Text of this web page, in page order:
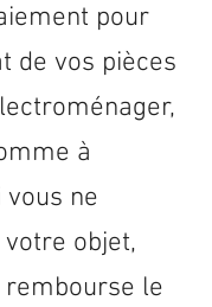
pour
de vos pièces
à
vous ne
objet,
rembourse le